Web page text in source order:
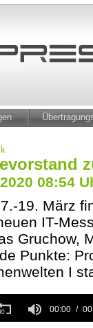
08:54
19. März
IT-
Gruchow,
Punkte:
I
00:00